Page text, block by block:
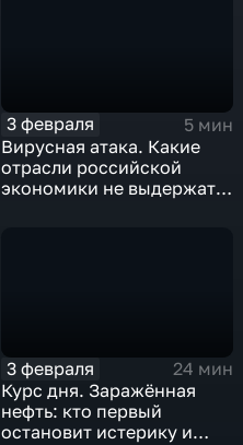
3 февраля
5 мин
Вирусная атака. Какие
отрасли российской
экономики не выдержат
3 февраля
24 мин
Курс дня. Заражённая
нефть: кто первый
остановит истерику и